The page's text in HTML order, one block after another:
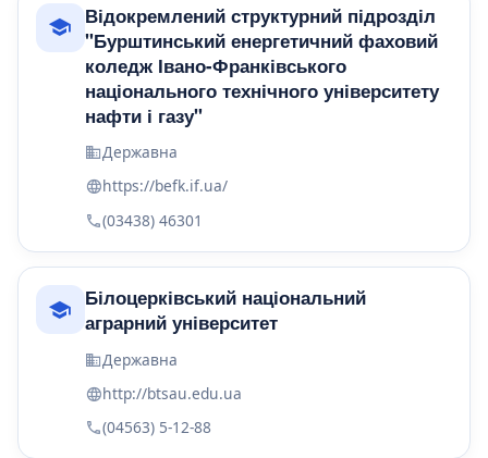
Відокремлений структурний підрозділ
"Бурштинський енергетичний фаховий
коледж Івано-Франківського
національного технічного університету
нафти і газу"
Державна
https://befk.if.ua/
(03438) 46301
Білоцерківський національний
аграрний університет
Державна
http://btsau.edu.ua
(04563) 5-12-88